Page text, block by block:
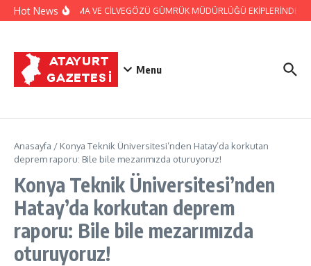
İçeriğe atla
Hot NewsJANDARMA VE CİLVEGÖZÜ GÜMRÜK MÜDÜRLÜĞÜ EKİPLERİNDEN
Menu
Anasayfa / Konya Teknik Üniversitesi’nden Hatay’da korkutan
deprem raporu: Bile bile mezarımızda oturuyoruz!
Konya Teknik Üniversitesi’nden
Hatay’da korkutan deprem
raporu: Bile bile mezarımızda
oturuyoruz!